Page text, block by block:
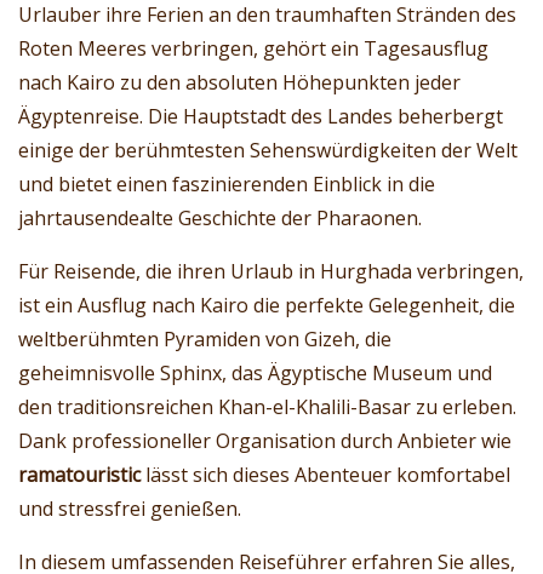
Urlauber ihre Ferien an den traumhaften Stränden des
Roten Meeres verbringen, gehört ein Tagesausflug
nach Kairo zu den absoluten Höhepunkten jeder
Ägyptenreise. Die Hauptstadt des Landes beherbergt
einige der berühmtesten Sehenswürdigkeiten der Welt
und bietet einen faszinierenden Einblick in die
jahrtausendealte Geschichte der Pharaonen.
Für Reisende, die ihren Urlaub in Hurghada verbringen,
ist ein Ausflug nach Kairo die perfekte Gelegenheit, die
weltberühmten Pyramiden von Gizeh, die
geheimnisvolle Sphinx, das Ägyptische Museum und
den traditionsreichen Khan-el-Khalili-Basar zu erleben.
Dank professioneller Organisation durch Anbieter wie
ramatouristiclässt sich dieses Abenteuer komfortabel
und stressfrei genießen.
In diesem umfassenden Reiseführer erfahren Sie alles,